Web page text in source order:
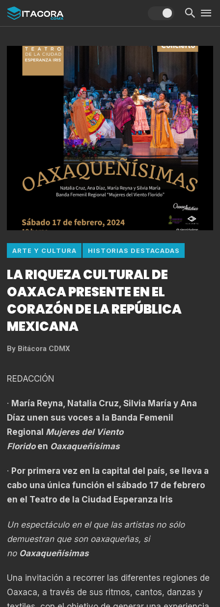
ARTE Y CULTURA HISTORIAS DESTACADAS
LA RIQUEZA CULTURAL DE
OAXACA PRESENTE EN EL
CORAZÓN DE LA REPÚBLICA
MEXICANA
By Bitácora CDMX
REDACCIÓN
· María Reyna, Natalia Cruz, Silvia María y Ana
Díaz unen sus voces a la Banda Femenil
Regional Mujeres del Viento
Floridoen Oaxaqueñísimas
· Por primera vez en la capital del país, se lleva a
cabo una única función el sábado 17 de febrero
en el Teatro de la Ciudad Esperanza Iris
Un espectáculo en el que las artistas no sólo
demuestran que son oaxaqueñas, si
no Oaxaqueñísimas
Una invitación a recorrer las diferentes regiones de
Oaxaca, a través de sus ritmos, cantos, danzas y